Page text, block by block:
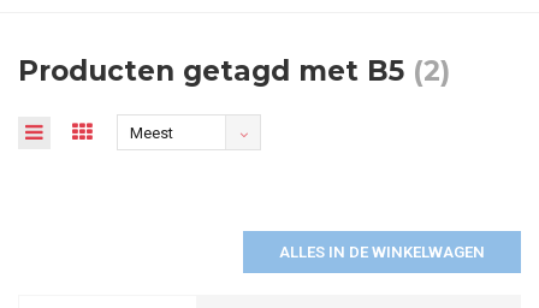
Producten getagd met B5 (2)
Meest
ALLES IN DE WINKELWAGEN